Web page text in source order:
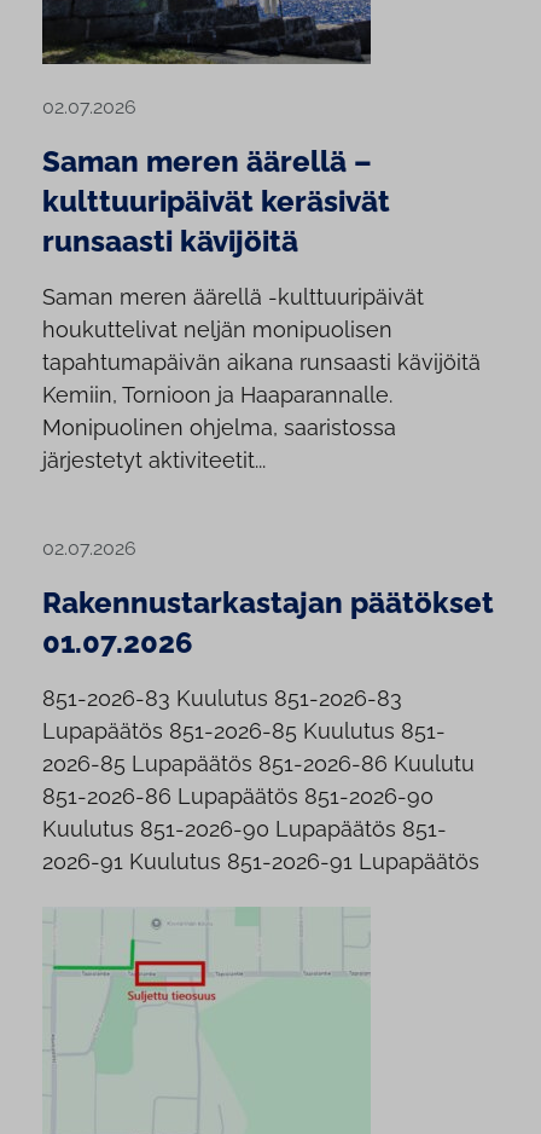
02.07.2026
Saman meren äärellä –
kulttuuripäivät keräsivät
runsaasti kävijöitä
Saman meren äärellä -kulttuuripäivät
houkuttelivat neljän monipuolisen
tapahtumapäivän aikana runsaasti kävijöitä
Kemiin, Tornioon ja Haaparannalle.
Monipuolinen ohjelma, saaristossa
järjestetyt aktiviteetit...
02.07.2026
Rakennustarkastajan päätökset
01.07.2026
851-2026-83 Kuulutus 851-2026-83
Lupapäätös 851-2026-85 Kuulutus 851-
2026-85 Lupapäätös 851-2026-86 Kuulutu
851-2026-86 Lupapäätös 851-2026-90
Kuulutus 851-2026-90 Lupapäätös 851-
2026-91 Kuulutus 851-2026-91 Lupapäätös